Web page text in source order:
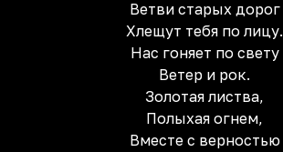
Ветви старых дорог
Хлещут тебя по лицу.
Нас гоняет по свету
Ветер и рок.
Золотая листва,
Полыхая огнем,
Вместе с верностью